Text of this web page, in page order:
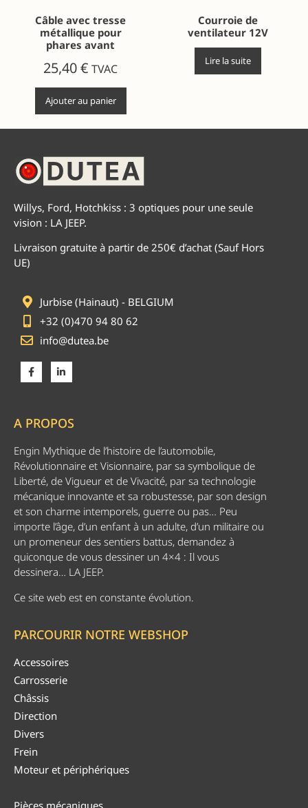
Câble avec tresse
métallique pour
phares avant
25,40€ TVAC
Ajouter au panier
Courroie de
ventilateur 12V
Lire la suite
Willys, Ford, Hotchkiss : 3 optiques pour une seule
vision : LA JEEP.
Livraison gratuite à partir de 250€ d’achat (Sauf Hors
UE)
Jurbise (Hainaut) - BELGIUM
+32 (0)470 94 80 62
info@dutea.be
A PROPOS
Engin Mythique de l’histoire de l’automobile,
Révolutionnaire et Visionnaire, par sa symbolique de
Liberté, de Vigueur et de Vivacité, par sa technologie
mécanique innovante et sa robustesse, par son design
et son charme intemporels, guerre ou pas… Peu
importe l’âge, d’un enfant à un adulte, d’un militaire ou
un promeneur des sentiers battus, demandez à
quiconque de vous dessiner un 4×4 : Il vous
dessinera… LA JEEP.
Ce site web est en constante évolution.
PARCOURIR NOTRE WEBSHOP
Accessoires
Carrosserie
Châssis
Direction
Divers
Frein
Moteur et périphériques